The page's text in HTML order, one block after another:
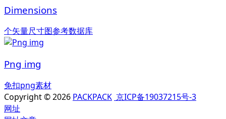
Dimensions
个矢量尺寸图参考数据库
Png img
免扣png素材
Copyright © 2026 PACKPACK 京ICP备19037215号-3
网址